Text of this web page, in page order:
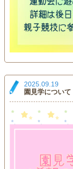
2025.09.19
園見学について